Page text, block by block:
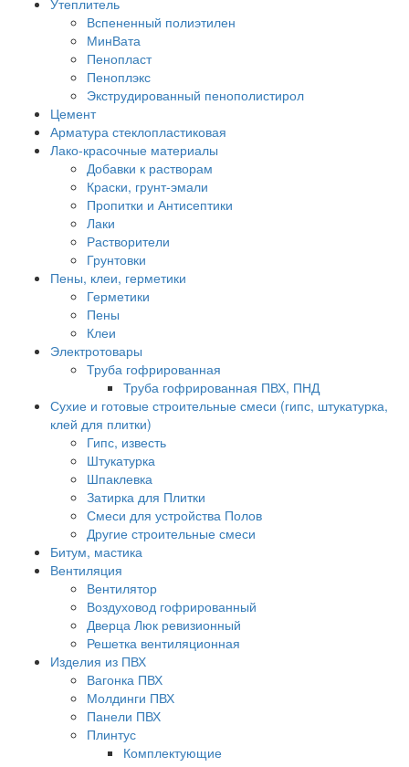
Утеплитель
Вспененный полиэтилен
МинВата
Пенопласт
Пеноплэкс
Экструдированный пенополистирол
Цемент
Арматура стеклопластиковая
Лако-красочные материалы
Добавки к растворам
Краски, грунт-эмали
Пропитки и Антисептики
Лаки
Растворители
Грунтовки
Пены, клеи, герметики
Герметики
Пены
Клеи
Электротовары
Труба гофрированная
Труба гофрированная ПВХ, ПНД
Сухие и готовые строительные смеси (гипс, штукатурка,
клей для плитки)
Гипс, известь
Штукатурка
Шпаклевка
Затирка для Плитки
Смеси для устройства Полов
Другие строительные смеси
Битум, мастика
Вентиляция
Вентилятор
Воздуховод гофрированный
Дверца Люк ревизионный
Решетка вентиляционная
Изделия из ПВХ
Вагонка ПВХ
Молдинги ПВХ
Панели ПВХ
Плинтус
Комплектующие